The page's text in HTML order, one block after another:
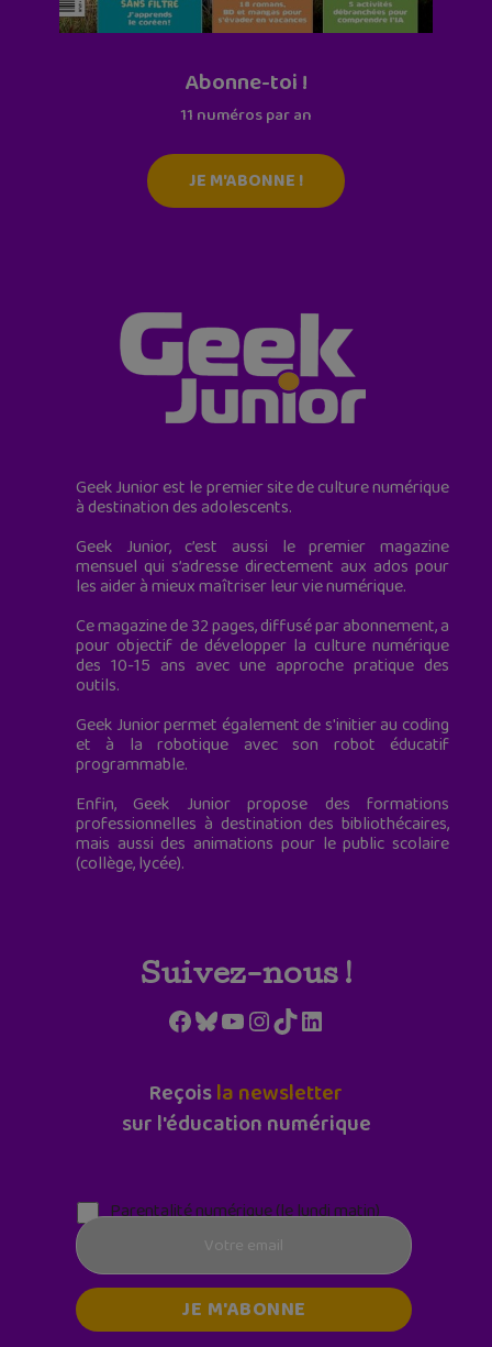
Abonne-toi !
11 numéros par an
JE M'ABONNE !
Geek Junior est le premier site de culture numérique
à destination des adolescents.
Geek Junior, c’est aussi le premier magazine
mensuel qui s’adresse directement aux ados pour
les aider à mieux maîtriser leur vie numérique.
Ce magazine de 32 pages, diffusé par abonnement, a
pour objectif de développer la culture numérique
des 10-15 ans avec une approche pratique des
outils.
Geek Junior permet également de s'initier au coding
et à la robotique avec son robot éducatif
programmable.
Enfin, Geek Junior propose des formations
professionnelles à destination des bibliothécaires,
mais aussi des animations pour le public scolaire
(collège, lycée).
Suivez-nous !
Facebook
Bluesky
YouTube
Instagram
TikTokLinkedIn
Reçoisla newsletter
sur l'éducation numérique
Parentalité numérique (le lundi matin)